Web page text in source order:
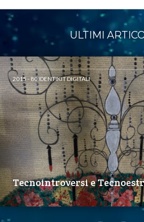
ULTIMI
2015 - 80 IDENTIKIT DIGITALI
Tecnointroversi e